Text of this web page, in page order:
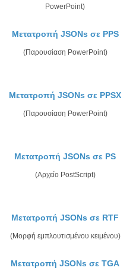
PowerPoint)
Μετατροπή JSONs σε PPS
(Παρουσίαση PowerPoint)
Μετατροπή JSONs σε PPSX
(Παρουσίαση PowerPoint)
Μετατροπή JSONs σε PS
(Αρχείο PostScript)
Μετατροπή JSONs σε RTF
(Μορφή εμπλουτισμένου κειμένου)
Μετατροπή JSONs σε TGA